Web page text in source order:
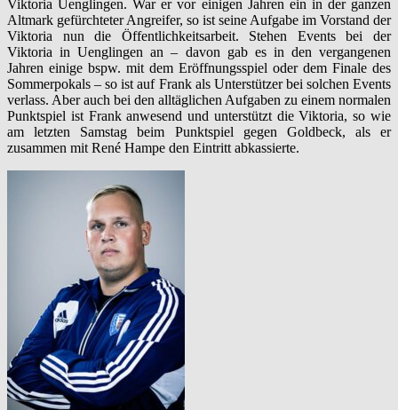
Viktoria Uenglingen. War er vor einigen Jahren ein in der ganzen
Altmark gefürchteter Angreifer, so ist seine Aufgabe im Vorstand der
Viktoria nun die Öffentlichkeitsarbeit. Stehen Events bei der
Viktoria in Uenglingen an – davon gab es in den vergangenen
Jahren einige bspw. mit dem Eröffnungsspiel oder dem Finale des
Sommerpokals – so ist auf Frank als Unterstützer bei solchen Events
verlass. Aber auch bei den alltäglichen Aufgaben zu einem normalen
Punktspiel ist Frank anwesend und unterstützt die Viktoria, so wie
am letzten Samstag beim Punktspiel gegen Goldbeck, als er
zusammen mit René Hampe den Eintritt abkassierte.